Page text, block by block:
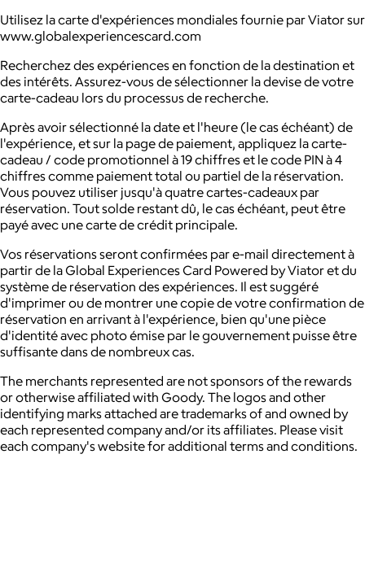
Utilisez la carte d'expériences mondiales fournie par Viator sur
www.globalexperiencescard.com
Recherchez des expériences en fonction de la destination et
des intérêts. Assurez-vous de sélectionner la devise de votre
carte-cadeau lors du processus de recherche.
Après avoir sélectionné la date et l'heure (le cas échéant) de
l'expérience, et sur la page de paiement, appliquez la carte-
cadeau / code promotionnel à 19 chiffres et le code PIN à 4
chiffres comme paiement total ou partiel de la réservation.
Vous pouvez utiliser jusqu'à quatre cartes-cadeaux par
réservation. Tout solde restant dû, le cas échéant, peut être
payé avec une carte de crédit principale.
Vos réservations seront confirmées par e-mail directement à
partir de la Global Experiences Card Powered by Viator et du
système de réservation des expériences. Il est suggéré
d'imprimer ou de montrer une copie de votre confirmation de
réservation en arrivant à l'expérience, bien qu'une pièce
d'identité avec photo émise par le gouvernement puisse être
suffisante dans de nombreux cas.
The merchants represented are not sponsors of the rewards
or otherwise affiliated with Goody. The logos and other
identifying marks attached are trademarks of and owned by
each represented company and/or its affiliates. Please visit
each company's website for additional terms and conditions.